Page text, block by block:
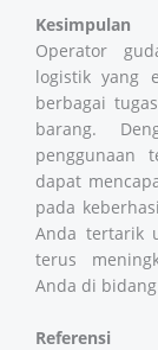
Kesimpulan
Operator
logistik yang
berbagai
barang.
penggunaan
dapat
pada
Anda tertarik
terus
Anda di
Referensi